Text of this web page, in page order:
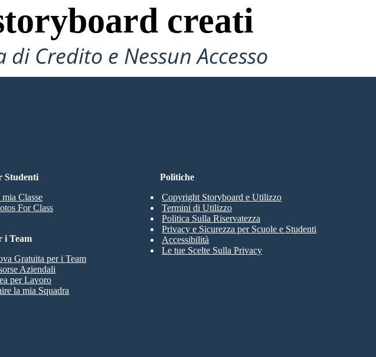
creati
Credito e Nessun Accesso
Provare!
Studenti
Classe
For Class
i Team
Gratuita per i Team
Aziendali
per Lavoro
la mia Squadra
Politiche
Copyright Storyboard e Utilizzo
Termini di Utilizzo
Politica Sulla Riservatezza
Privacy e Sicurezza per Scuole e Studenti
Accessibilità
Le tue Scelte Sulla Privacy